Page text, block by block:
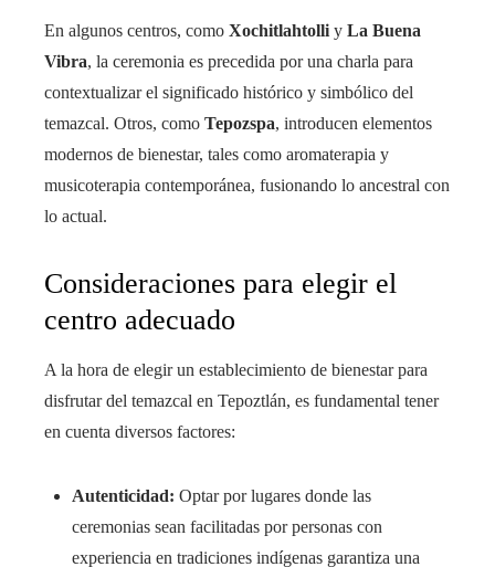
En algunos centros, como Xochitlahtolli y La Buena
Vibra, la ceremonia es precedida por una charla para
contextualizar el significado histórico y simbólico del
temazcal. Otros, como Tepozspa, introducen elementos
modernos de bienestar, tales como aromaterapia y
musicoterapia contemporánea, fusionando lo ancestral con
lo actual.
Consideraciones para elegir el
centro adecuado
A la hora de elegir un establecimiento de bienestar para
disfrutar del temazcal en Tepoztlán, es fundamental tener
en cuenta diversos factores:
Autenticidad: Optar por lugares donde las
ceremonias sean facilitadas por personas con
experiencia en tradiciones indígenas garantiza una